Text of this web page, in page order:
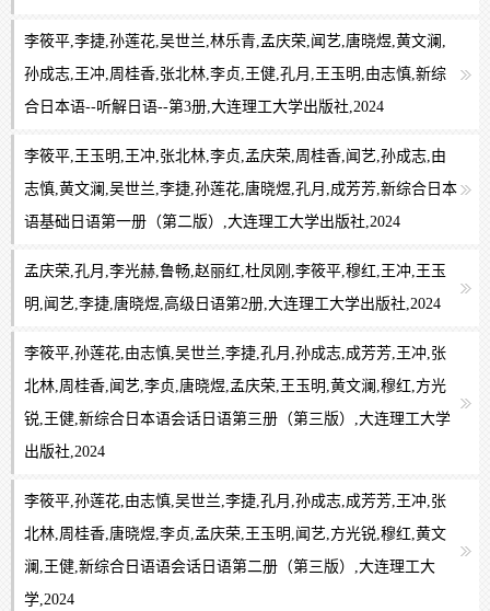
李筱平,李捷,孙莲花,吴世兰,林乐青,孟庆荣,闻艺,唐晓煜,黄文澜,
孙成志,王冲,周桂香,张北林,李贞,王健,孔月,王玉明,由志慎,新综
合日本语--听解日语--第3册,大连理工大学出版社,2024
李筱平,王玉明,王冲,张北林,李贞,孟庆荣,周桂香,闻艺,孙成志,由
志慎,黄文澜,吴世兰,李捷,孙莲花,唐晓煜,孔月,成芳芳,新综合日本
语基础日语第一册（第二版）,大连理工大学出版社,2024
孟庆荣,孔月,李光赫,鲁畅,赵丽红,杜凤刚,李筱平,穆红,王冲,王玉
明,闻艺,李捷,唐晓煜,高级日语第2册,大连理工大学出版社,2024
李筱平,孙莲花,由志慎,吴世兰,李捷,孔月,孙成志,成芳芳,王冲,张
北林,周桂香,闻艺,李贞,唐晓煜,孟庆荣,王玉明,黄文澜,穆红,方光
锐,王健,新综合日本语会话日语第三册（第三版）,大连理工大学
出版社,2024
李筱平,孙莲花,由志慎,吴世兰,李捷,孔月,孙成志,成芳芳,王冲,张
北林,周桂香,唐晓煜,李贞,孟庆荣,王玉明,闻艺,方光锐,穆红,黄文
澜,王健,新综合日语语会话日语第二册（第三版）,大连理工大
学,2024